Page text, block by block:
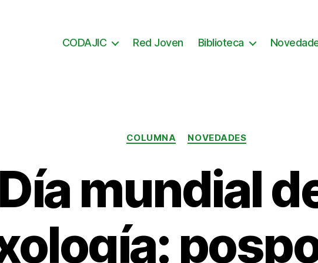
CODAJIC Red Joven Biblioteca
Categorías
COLUMNA NOVEDADES
Día mundial